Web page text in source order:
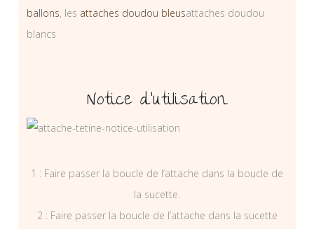
ballons, les attaches doudou bleusattaches doudou
blancs
Notice d’utilisation
1 : Faire passer la boucle de l’attache dans la boucle de
la sucette.
2 : Faire passer la boucle de l’attache dans la sucette